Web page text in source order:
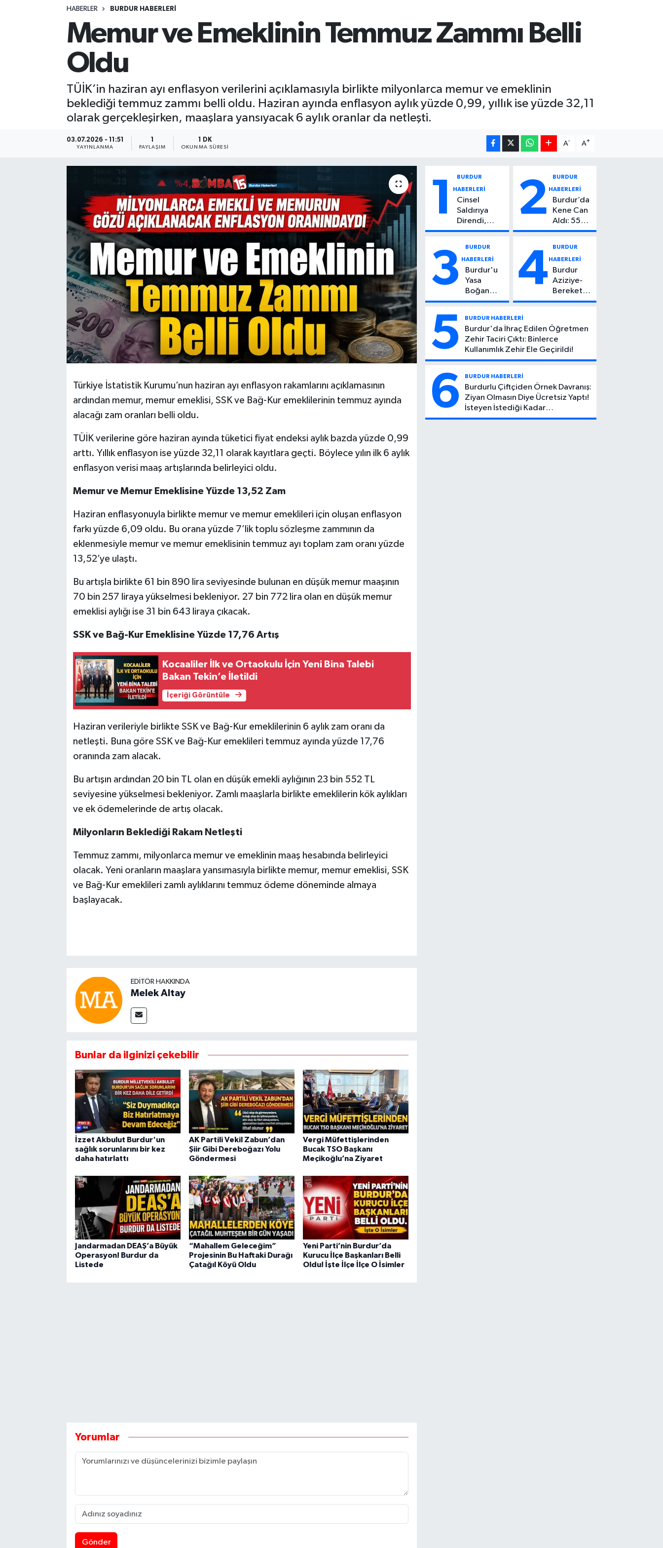
HABERLER BURDUR HABERLERİ
Memur ve Emeklinin Temmuz Zammı Belli
Oldu
TÜİK’in haziran ayı enflasyon verilerini açıklamasıyla birlikte milyonlarca memur ve emeklinin
beklediği temmuz zammı belli oldu. Haziran ayında enflasyon aylık yüzde 0,99, yıllık ise yüzde 32,11
olarak gerçekleşirken, maaşlara yansıyacak 6 aylık oranlar da netleşti.
03.07.2026 - 11:51
YAYINLANMA PAYLAŞIM
1 DK
OKUNMA SÜRESI
A- A+
Türkiye İstatistik Kurumu’nun haziran ayı enflasyon rakamlarını açıklamasının
ardından memur, memur emeklisi, SSK ve Bağ-Kur emeklilerinin temmuz ayında
alacağı zam oranları belli oldu.
TÜİK verilerine göre haziran ayında tüketici fiyat endeksi aylık bazda yüzde 0,99
arttı. Yıllık enflasyon ise yüzde 32,11 olarak kayıtlara geçti. Böylece yılın ilk 6 aylık
enflasyon verisi maaş artışlarında belirleyici oldu.
Memur ve Memur Emeklisine Yüzde 13,52 Zam
Haziran enflasyonuyla birlikte memur ve memur emeklileri için oluşan enflasyon
farkı yüzde 6,09 oldu. Bu orana yüzde 7’lik toplu sözleşme zammının da
eklenmesiyle memur ve memur emeklisinin temmuz ayı toplam zam oranı yüzde
13,52’ye ulaştı.
Bu artışla birlikte 61 bin 890 lira seviyesinde bulunan en düşük memur maaşının
70 bin 257 liraya yükselmesi bekleniyor. 27 bin 772 lira olan en düşük memur
emeklisi aylığı ise 31 bin 643 liraya çıkacak.
SSK ve Bağ-Kur Emeklisine Yüzde 17,76 Artış
Kocaaliler İlk ve Ortaokulu İçin Yeni Bina Talebi
Bakan Tekin’e İletildi
İçeriği Görüntüle
Haziran verileriyle birlikte SSK ve Bağ-Kur emeklilerinin 6 aylık zam oranı da
netleşti. Buna göre SSK ve Bağ-Kur emeklileri temmuz ayında yüzde 17,76
oranında zam alacak.
Bu artışın ardından 20 bin TL olan en düşük emekli aylığının 23 bin 552 TL
seviyesine yükselmesi bekleniyor. Zamlı maaşlarla birlikte emeklilerin kök aylıkları
ve ek ödemelerinde de artış olacak.
Milyonların Beklediği Rakam Netleşti
Temmuz zammı, milyonlarca memur ve emeklinin maaş hesabında belirleyici
olacak. Yeni oranların maaşlara yansımasıyla birlikte memur, memur emeklisi, SSK
ve Bağ-Kur emeklileri zamlı aylıklarını temmuz ödeme döneminde almaya
başlayacak.
EDITÖR HAKKINDA
Melek Altay
Bunlar da ilginizi çekebilir
İzzet Akbulut Burdur'un
sağlık sorunlarını bir kez
daha hatırlattı
AK Partili Vekil Zabun’dan
Şiir Gibi Dereboğazı Yolu
Göndermesi
Vergi Müfettişlerinden
Bucak TSO Başkanı
Meçikoğlu’na Ziyaret
Jandarmadan DEAŞ’a Büyük
Operasyon! Burdur da
Listede
“Mahallem Geleceğim”
Projesinin Bu Haftaki Durağı
Çatağıl Köyü Oldu
Yeni Parti’nin Burdur’da
Kurucu İlçe Başkanları Belli
Oldu! İşte İlçe İlçe O İsimler
Yorumlar
Gönder
1 BURDUR
HABERLERİ
Cinsel
Saldırıya
Direndi,
Başından
Çocuktan
Kötü Haber!
2 BURDUR
HABERLERİ
Burdur’da
Kene Can
Aldı: 55
Yaşındaki
Kaybetti
3 BURDUR
HABERLERİ
Burdur'u
Yasa
Boğan
Ölüm:
Can Atıcı
Genç
Yaşta
Yaşamını
Yitirdi
4 BURDUR
HABERLERİ
Burdur
Aziziye-
Bereket
Köyü
Feci Kaza:
1 Ölü, 2
Yaralı
5 BURDUR HABERLERİ
Burdur'da İhraç Edilen Öğretmen
Zehir Taciri Çıktı: Binlerce
Kullanımlık Zehir Ele Geçirildi!
6 BURDUR HABERLERİ
Burdurlu Çiftçiden Örnek Davranış:
Ziyan Olmasın Diye Ücretsiz Yaptı!
İsteyen İstediği Kadar
Toplayabilecek